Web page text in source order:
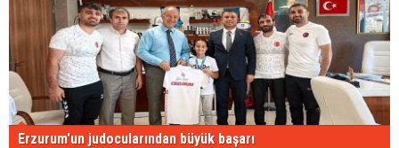
Erzurum'un judocularından büyük başarı